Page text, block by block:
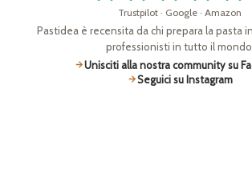
Trustpilot · Google · Amazon
Pastidea è recensita da chi prepara la pasta
professionisti in tutto il mondo.
Unisciti alla nostra community su
Seguici su Instagram